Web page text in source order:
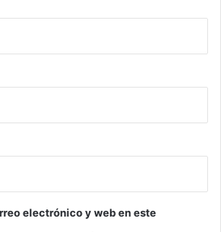
electrónico y web en este